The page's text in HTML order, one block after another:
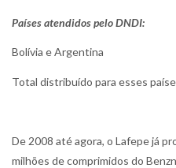
Países atendidos pelo DNDI:
Bolívia e Argentina
Total distribuído para esses
De 2008 até agora, o Lafepe já
milhões de comprimidos do